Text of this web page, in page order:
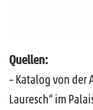
Quellen:
– Katalog von der
Lauresch“ im